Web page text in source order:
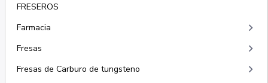
FRESEROS
Farmacia
keyboard_arrow_right
Fresas keyboard_arrow_right
Fresas de Carburo de tungsteno keyboard_arrow_right